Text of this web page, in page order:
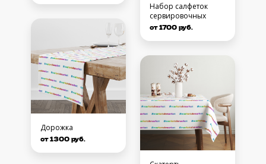
Дорожка
от 1300 руб.
Набор салфеток
сервировочных
от 1700 руб.